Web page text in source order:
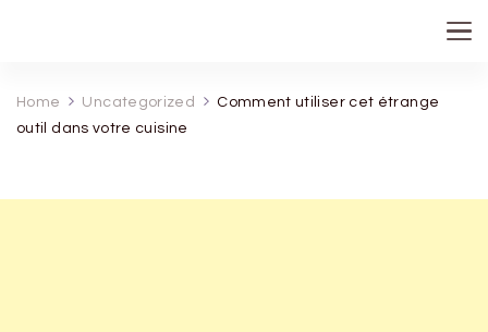
Home Uncategorized
Comment utiliser cet étrange
outil dans votre cuisine